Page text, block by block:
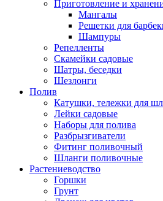
Приготовление и
Мангалы
Решетки для
Шампуры
Репелленты
Скамейки садовые
Шатры, беседки
Шезлонги
Полив
Катушки, тележки для
Лейки садовые
Наборы для полива
Разбрызгиватели
Фитинг поливочный
Шланги поливочные
Растениеводство
Горшки
Грунт